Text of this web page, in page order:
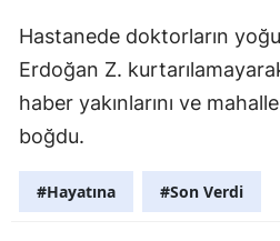
Hastanede doktorların
Erdoğan Z.
haber yakınlarını ve
boğdu.
#Hayatına #Son Verdi